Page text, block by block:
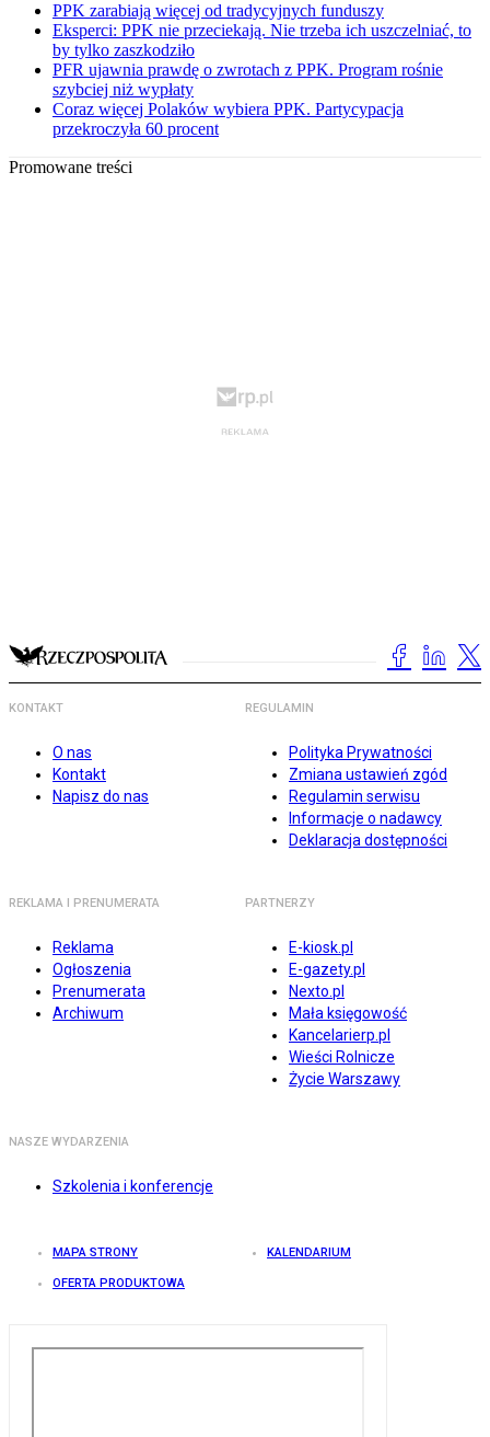
PPK zarabiają więcej od tradycyjnych funduszy
Eksperci: PPK nie przeciekają. Nie trzeba ich uszczelniać, to
by tylko zaszkodziło
PFR ujawnia prawdę o zwrotach z PPK. Program rośnie
szybciej niż wypłaty
Coraz więcej Polaków wybiera PPK. Partycypacja
przekroczyła 60 procent
Promowane treści
KONTAKT
O nas
Kontakt
Napisz do nas
REGULAMIN
Polityka Prywatności
Zmiana ustawień zgód
Regulamin serwisu
Informacje o nadawcy
Deklaracja dostępności
REKLAMA I PRENUMERATA
Reklama
Ogłoszenia
Prenumerata
Archiwum
PARTNERZY
E-kiosk.pl
E-gazety.pl
Nexto.pl
Mała księgowość
Kancelarierp.pl
Wieści Rolnicze
Życie Warszawy
NASZE WYDARZENIA
Szkolenia i konferencje
MAPA STRONY KALENDARIUM
OFERTA PRODUKTOWA